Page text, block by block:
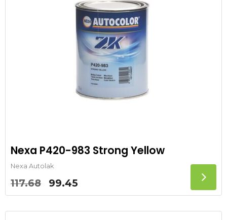
Nexa P420-983 Strong Yellow
Nexa Autolak
117.68
Oorspronkelijke
prijs
was:
99.45
prijs
is: